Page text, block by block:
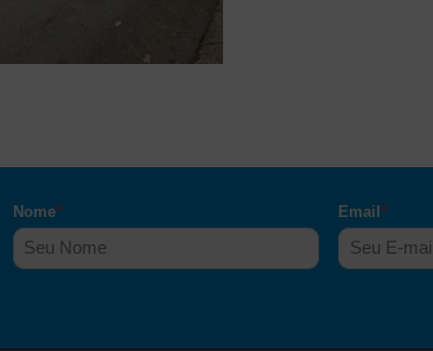
Nome* Email*